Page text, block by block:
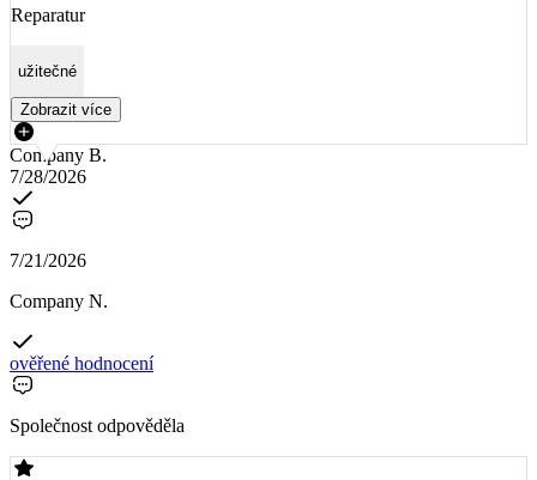
Reparatur
užitečné
Zobrazit více
Company B.
7/28/2026
7/21/2026
Company N.
ověřené hodnocení
Společnost odpověděla